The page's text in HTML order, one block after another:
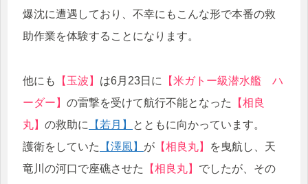
爆沈に遭遇しており、不幸にもこんな形で本番の救
助作業を体験することになります。
他にも 【玉波】 は6月23日に
【米ガトー級潜水艦 ハ
ーダー】 の雷撃を受けて航行不能となった
【相良
丸】 の救助に 【若月】
とともに向かっています。
護衛をしていた
【澤風】 が 【相良丸】
を曳航し、天
竜川の河口で座礁させた
【相良丸】 でしたが、その